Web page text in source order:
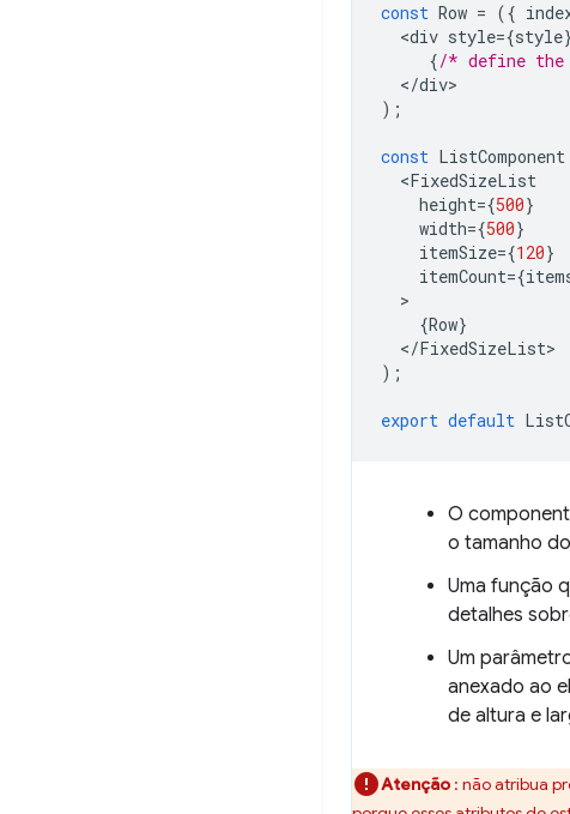
const Row = ({
<div style={style}
{/* define the
</div
);
const ListComponent
<FixedSizeList
height={500}
width={500}
itemSize={120}
itemCount={
{Row}
</FixedSizeList
);
export default
O
o tamanho
Uma função
detalhes
Um
anexado ao
de altura e
Atenção : não atribua